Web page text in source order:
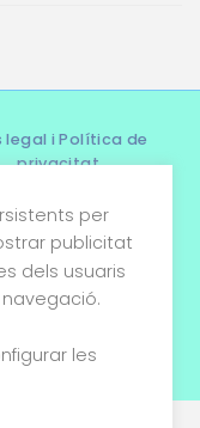
legal i Política de
privacitat
Termes i condicions
Política de cookies
per
publicitat
dels usuaris
les